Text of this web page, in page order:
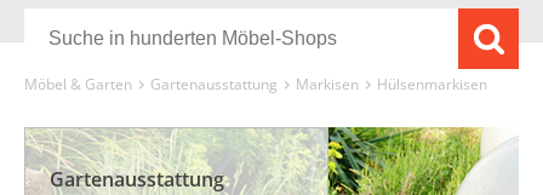
Möbel & Garten Gartenausstattung Markisen Hülsenmarkisen
Gartenausstattung